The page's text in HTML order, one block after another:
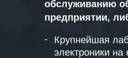
обслуживанию
предприятии,
Крупнейшая
электроники